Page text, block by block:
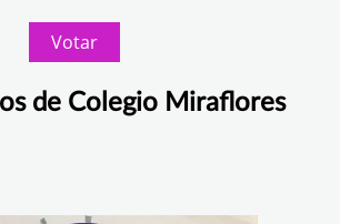
Votar
de Colegio Miraflores